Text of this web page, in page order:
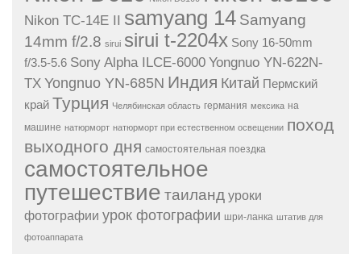
Nikon TC-14E II samyang 14 Samyang
14mm f/2.8 sirui sirui t-2204x Sony 16-50mm
f/3.5-5.6 Sony Alpha ILCE-6000 Yongnuo YN-622N-
TX Yongnuo YN-685N Индия Китай Пермский
край Турция Челябинская область германия мексика на
машине натюрморт натюрморт при естественном освещении поход
выходного дня самостоятельная поездка
самостоятельное
путешествие таиланд уроки
фотографии урок фотографии шри-ланка штатив для
фотоаппарата